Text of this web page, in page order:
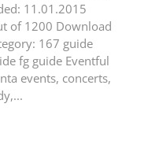
11.01.2015
of 1200 Download
167 guide
fg guide Eventful
events, concerts,